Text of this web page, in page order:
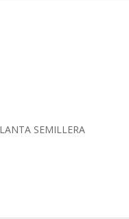
SEMILLERA